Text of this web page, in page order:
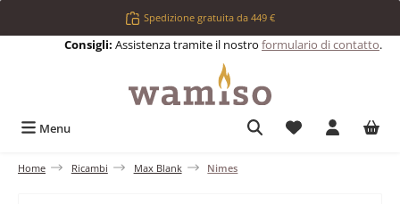
Passa al contenuto principaleSpedizione gratuita da 449 €
Consigli: Assistenza tramite il nostro formulario di contatto.
Menu Hai 0 articoli
Home Ricambi Max Blank Nimes